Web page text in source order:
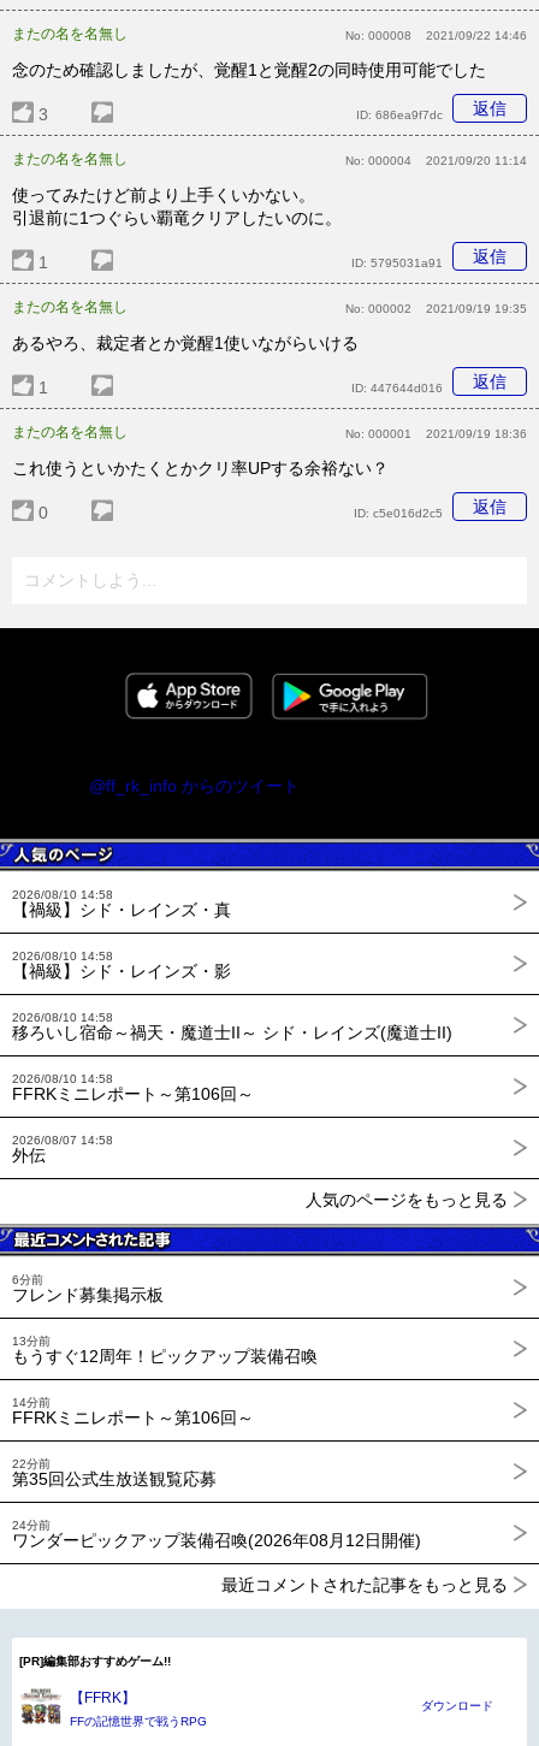
またの名を名無し No: 000008 2021/09/22 14:46
念のため確認しましたが、覚醒1と覚醒2の同時使用可能でした
3 返信
ID: 686ea9f7dc
またの名を名無し No: 000004 2021/09/20 11:14
使ってみたけど前より上手くいかない。
引退前に1つぐらい覇竜クリアしたいのに。
1 返信
ID: 5795031a91
またの名を名無し No: 000002 2021/09/19 19:35
あるやろ、裁定者とか覚醒1使いながらいける
1 返信
ID: 447644d016
またの名を名無し No: 000001 2021/09/19 18:36
これ使うといかたくとかクリ率UPする余裕ない？
0 返信
ID: c5e016d2c5
コメントしよう...
@ff_rk_info からのツイート
2026/08/10 14:58
【禍級】シド・レインズ・真
2026/08/10 14:58
【禍級】シド・レインズ・影
2026/08/10 14:58
移ろいし宿命～禍天・魔道士II～ シド・レインズ(魔道士II)
2026/08/10 14:58
FFRKミニレポート～第106回～
2026/08/07 14:58
外伝
人気のページをもっと見る
6分前
フレンド募集掲示板
13分前
もうすぐ12周年！ピックアップ装備召喚
14分前
FFRKミニレポート～第106回～
22分前
第35回公式生放送観覧応募
24分前
ワンダーピックアップ装備召喚(2026年08月12日開催)
最近コメントされた記事をもっと見る
[PR]編集部おすすめゲーム!!
【FFRK】
FFの記憶世界で戦うRPG
ダウンロード